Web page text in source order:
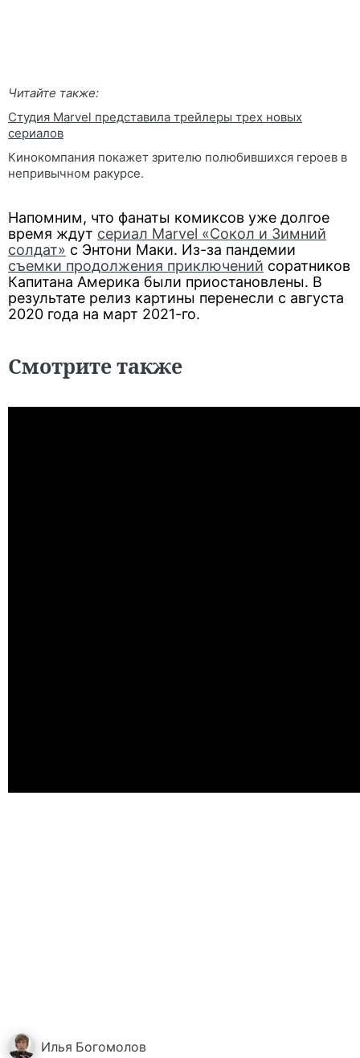
Читайте также:
Студия Marvel представила трейлеры трех новых
сериалов
Кинокомпания покажет зрителю полюбившихся героев в
непривычном ракурсе.
Напомним, что фанаты комиксов уже долгое
время ждут сериал Marvel «Сокол и Зимний
солдат» с Энтони Маки. Из-за пандемии
съемки продолжения приключений соратников
Капитана Америка были приостановлены. В
результате релиз картины перенесли с августа
2020 года на март 2021-го.
Смотрите также
Илья Богомолов